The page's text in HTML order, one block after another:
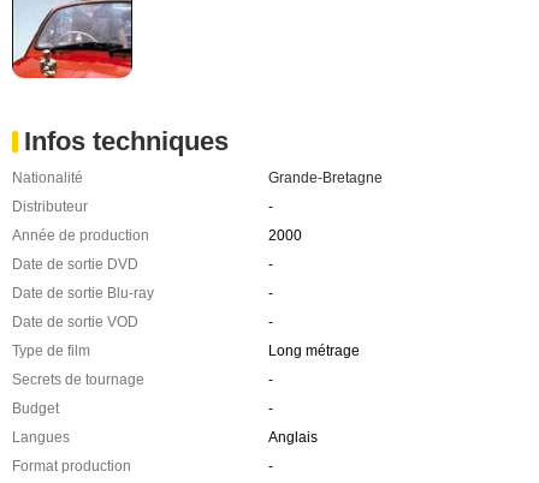
Infos techniques
Nationalité
Grande-Bretagne
Distributeur
-
Année de production
2000
Date de sortie DVD
-
Date de sortie Blu-ray
-
Date de sortie VOD
-
Type de film
Long métrage
Secrets de tournage
-
Budget
-
Langues
Anglais
Format production
-